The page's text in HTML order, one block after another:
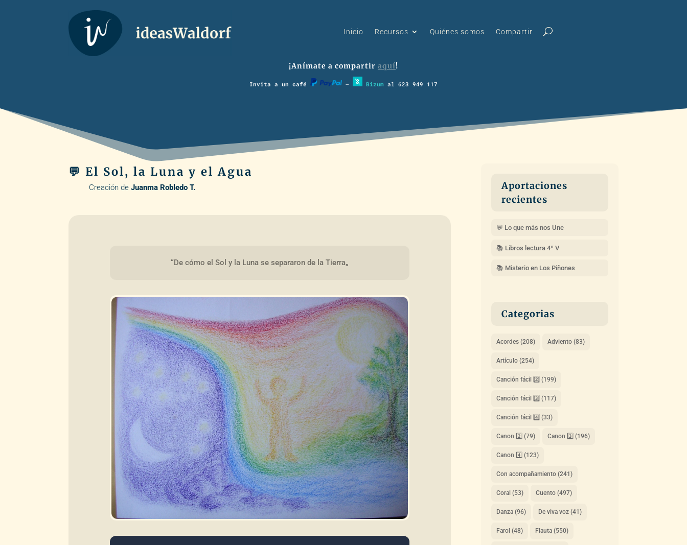
Inicio Recursos Quiénes somos Compartir
¡Anímate a compartir aquí!
Invita a un café – Bizum al 623 949 117
💬 El Sol, la Luna y el Agua
Creación deJuanma Robledo T.
“De cómo el Sol y la Luna se separaron de la Tierra„
Aportaciones
recientes
💬 Lo que más nos Une
📚 Libros lectura 4º V
📚 Misterio en Los Piñones
Categorias
Acordes(208) Adviento(83)
Artículo(254)
Canción fácil 2️⃣ (199)
Canción fácil 3️⃣ (117)
Canción fácil 4️⃣ (33)
Canon 2️⃣ (79) Canon 3️⃣ (196)
Canon 4️⃣ (123)
Con acompañamiento(241)
Coral (53) Cuento(497)
Danza(96) De viva voz(41)
Farol (48) Flauta(550)